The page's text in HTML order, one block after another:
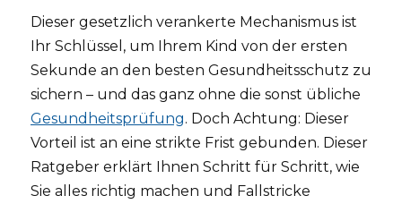
Dieser gesetzlich verankerte Mechanismus ist
Ihr Schlüssel, um Ihrem Kind von der ersten
Sekunde an den besten Gesundheitsschutz zu
sichern – und das ganz ohne die sonst übliche
Gesundheitsprüfung. Doch Achtung: Dieser
Vorteil ist an eine strikte Frist gebunden. Dieser
Ratgeber erklärt Ihnen Schritt für Schritt, wie
Sie alles richtig machen und Fallstricke